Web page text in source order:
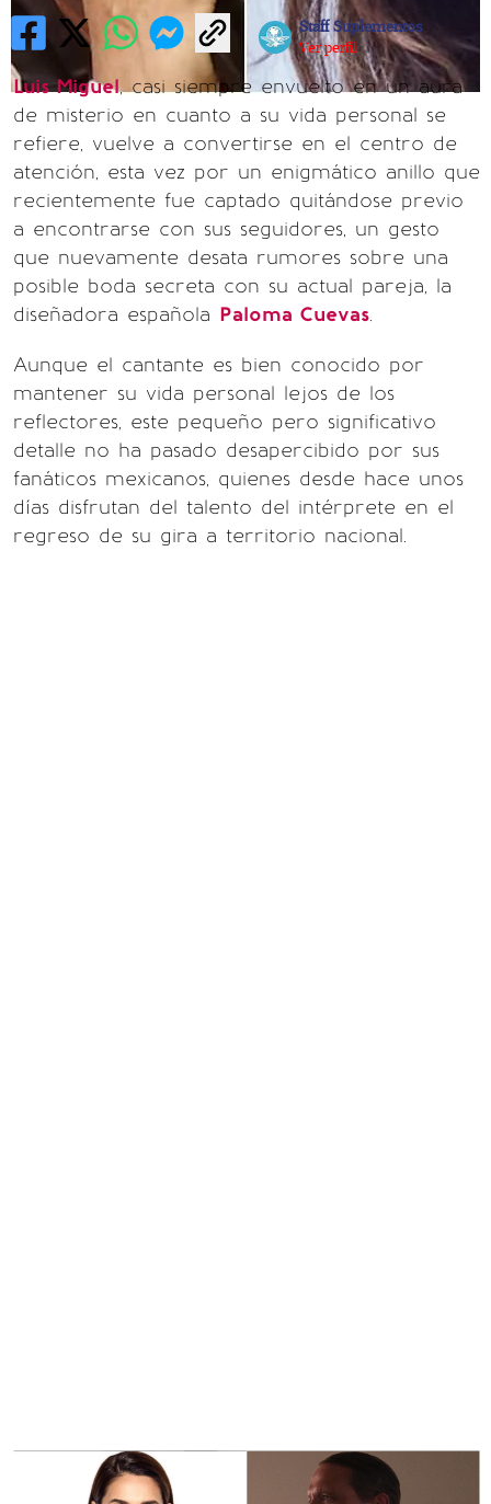
Staff Suplementos
Ver perfil
Luis Miguel, casi siempre envuelto en un aura
de misterio en cuanto a su vida personal se
refiere, vuelve a convertirse en el centro de
atención, esta vez por un enigmático anillo que
recientemente fue captado quitándose previo
a encontrarse con sus seguidores, un gesto
que nuevamente desata rumores sobre una
posible boda secreta con su actual pareja, la
diseñadora española Paloma Cuevas.
Aunque el cantante es bien conocido por
mantener su vida personal lejos de los
reflectores, este pequeño pero significativo
detalle no ha pasado desapercibido por sus
fanáticos mexicanos, quienes desde hace unos
días disfrutan del talento del intérprete en el
regreso de su gira a territorio nacional.